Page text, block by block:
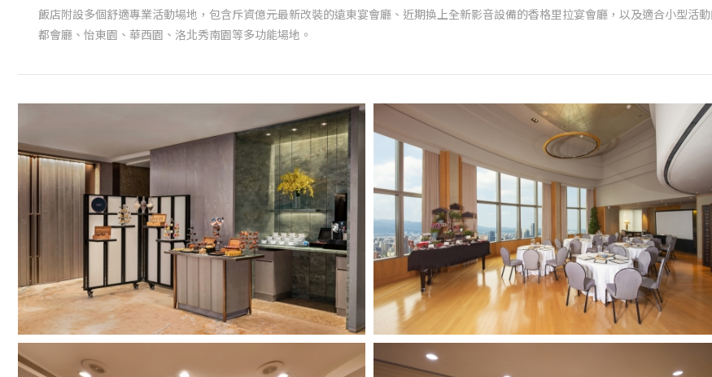
飯店附設多個舒適專業活動場地，包含斥資億元最新改裝的遠東宴會廳、近期換上全新影音設備的香格里拉宴會廳，以及適合小型活動
都會廳、怡東園、華西園、洛北秀南園等多功能場地。